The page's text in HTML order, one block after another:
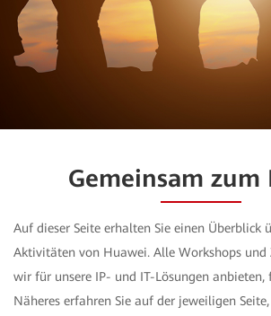
Gemeinsam zum
Auf dieser Seite erhalten Sie einen Überblick
Aktivitäten von Huawei. Alle Workshops und
wir für unsere IP- und IT-Lösungen anbieten,
Näheres erfahren Sie auf der jeweiligen